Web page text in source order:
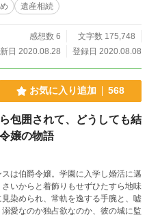
遺産相続
感想数 6
文字数 175,748
日 2020.08.28
登録日 2020.08.08
お気に入り追加 568
包囲されて、どうしても結
嬢の物語
は伯爵令嬢。学園に入学し婚活に邁
いからと着飾りもせずひたすら地味
染められ、常軌を逸する手腕と、嘘
愛なのか独占欲なのか、彼の城に監